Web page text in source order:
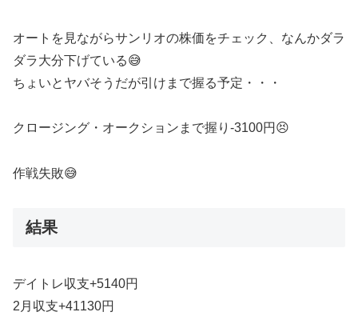
オートを見ながらサンリオの株価をチェック、なんかダラ
ダラ大分下げている😅
ちょいとヤバそうだが引けまで握る予定・・・
クロージング・オークションまで握り-3100円😣
作戦失敗😅
結果
デイトレ収支+5140円
2月収支+41130円